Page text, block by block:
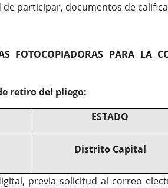
participar, documentos de
FOTOCOPIADORAS PARA LA
retiro del pliego:
ESTADO
Distrito Capital
previa solicitud al correo